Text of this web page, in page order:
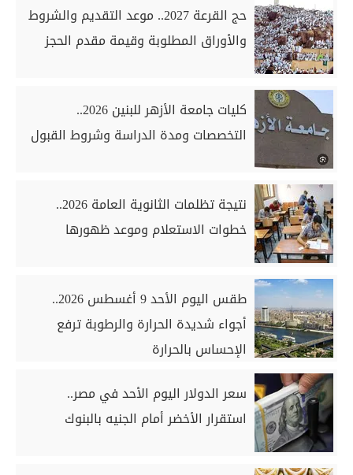
حج القرعة 2027.. موعد التقديم والشروط
والأوراق المطلوبة وقيمة مقدم الحجز
كليات جامعة الأزهر للبنين 2026..
التخصصات ومدة الدراسة وشروط القبول
نتيجة تظلمات الثانوية العامة 2026..
خطوات الاستعلام وموعد ظهورها
طقس اليوم الأحد 9 أغسطس 2026..
أجواء شديدة الحرارة والرطوبة ترفع
الإحساس بالحرارة
سعر الدولار اليوم الأحد في مصر..
استقرار الأخضر أمام الجنيه بالبنوك